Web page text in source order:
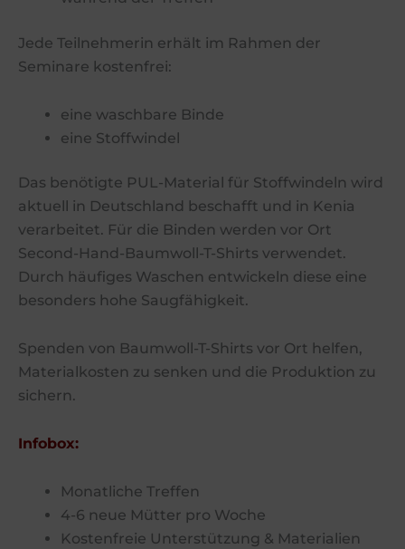
Jede Teilnehmerin erhält im Rahmen der
Seminare kostenfrei:
eine waschbare Binde
eine Stoffwindel
Das benötigte PUL-Material für Stoffwindeln wird
aktuell in Deutschland beschafft und in Kenia
verarbeitet. Für die Binden werden vor Ort
Second-Hand-Baumwoll-T-Shirts verwendet.
Durch häufiges Waschen entwickeln diese eine
besonders hohe Saugfähigkeit.
Spenden von Baumwoll-T-Shirts vor Ort helfen,
Materialkosten zu senken und die Produktion zu
sichern.
Infobox:
Monatliche Treffen
4-6 neue Mütter pro Woche
Kostenfreie Unterstützung & Materialien